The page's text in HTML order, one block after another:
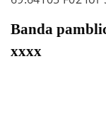
Banda
xxxx